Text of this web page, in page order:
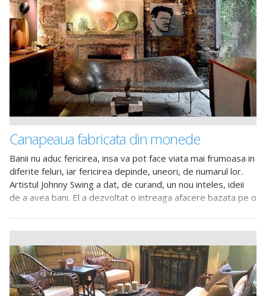
Canapeaua fabricata din monede
Banii nu aduc fericirea, insa va pot face viata mai frumoasa in
diferite feluri, iar fericirea depinde, uneori, de numarul lor.
Artistul Johnny Swing a dat, de curand, un nou inteles, ideii
de a avea bani. El a dezvoltat o intreaga afacere bazata pe o